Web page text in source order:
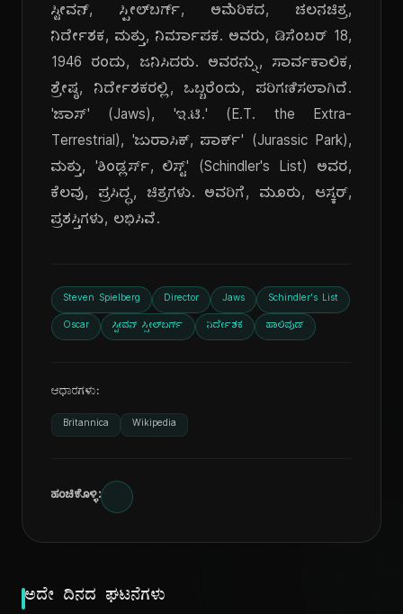
ಸ್ಟೀವನ್, ಸ್ಪೀಲ್‌ಬರ್ಗ್, ಅಮೆರಿಕದ, ಚಲನಚಿತ್ರ,
ನಿರ್ದೇಶಕ, ಮತ್ತು, ನಿರ್ಮಾಪಕ. ಅವರು, ಡಿಸೆಂಬರ್ 18,
1946 ರಂದು, ಜನಿಸಿದರು. ಅವರನ್ನು, ಸಾರ್ವಕಾಲಿಕ,
ಶ್ರೇಷ್ಠ, ನಿರ್ದೇಶಕರಲ್ಲಿ, ಒಬ್ಬರೆಂದು, ಪರಿಗಣಿಸಲಾಗಿದೆ.
'ಜಾಸ್' (Jaws), 'ಇ.ಟಿ.' (E.T. the Extra-
Terrestrial), 'ಜುರಾಸಿಕ್, ಪಾರ್ಕ್' (Jurassic Park),
ಮತ್ತು, 'ಶಿಂಡ್ಲರ್ಸ್, ಲಿಸ್ಟ್' (Schindler's List) ಅವರ,
ಕೆಲವು, ಪ್ರಸಿದ್ಧ, ಚಿತ್ರಗಳು. ಅವರಿಗೆ, ಮೂರು, ಆಸ್ಕರ್,
ಪ್ರಶಸ್ತಿಗಳು, ಲಭಿಸಿವೆ.
Steven Spielberg Director Jaws Schindler's List
Oscar ಸ್ಟೀವನ್ ಸ್ಪೀಲ್‌ಬರ್ಗ್ ನಿರ್ದೇಶಕ ಹಾಲಿವುಡ್
ಆಧಾರಗಳು:
Britannica Wikipedia
ಹಂಚಿಕೊಳ್ಳಿ:
ಅದೇ ದಿನದ ಘಟನೆಗಳು